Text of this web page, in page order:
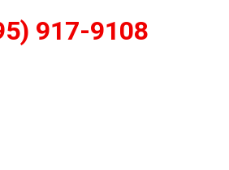
917-9108